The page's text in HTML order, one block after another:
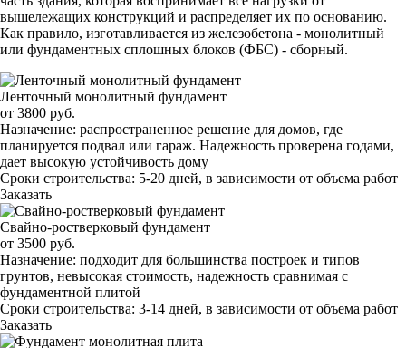
вышележащих конструкций и распределяет их по основанию.
Как правило, изготавливается из железобетона - монолитный
или фундаментных сплошных блоков (ФБС) - сборный.
Ленточный монолитный фундамент
от 3800 руб.
Назначение: распространенное решение для домов, где
планируется подвал или гараж. Надежность проверена годами,
дает высокую устойчивость дому
Сроки строительства: 5-20 дней, в зависимости от объема работ
Заказать
Свайно-ростверковый фундамент
от 3500 руб.
Назначение: подходит для большинства построек и типов
грунтов, невысокая стоимость, надежность сравнимая с
фундаментной плитой
Сроки строительства: 3-14 дней, в зависимости от объема работ
Заказать